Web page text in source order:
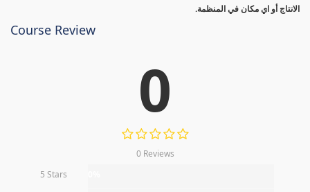
الانتاج أو اي مكان في المنظمة.
Course Review
0
0 Reviews
5 Stars